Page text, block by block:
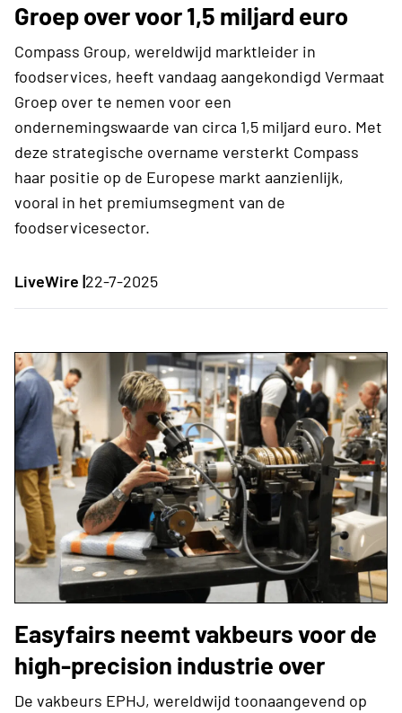
Groep over voor 1,5 miljard euro
Compass Group, wereldwijd marktleider in
foodservices, heeft vandaag aangekondigd Vermaat
Groep over te nemen voor een
ondernemingswaarde van circa 1,5 miljard euro. Met
deze strategische overname versterkt Compass
haar positie op de Europese markt aanzienlijk,
vooral in het premiumsegment van de
foodservicesector.
LiveWire |22-7-2025
Easyfairs neemt vakbeurs voor de
high-precision industrie over
De vakbeurs EPHJ, wereldwijd toonaangevend op